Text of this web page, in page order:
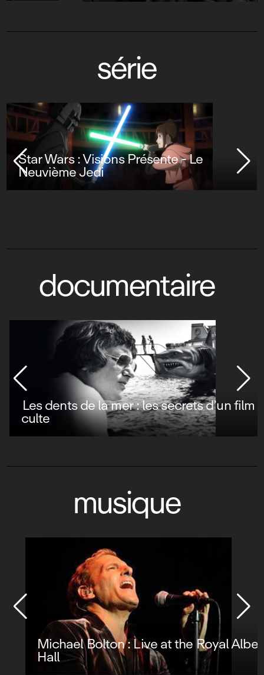
série
Star Wars : Visions Présente - Le
Neuvième Jedi
documentaire
Les dents de la mer : les secrets d’un film
culte
musique
Michael Bolton : Live at the Royal Albert
Hall